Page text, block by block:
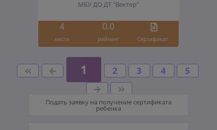
МБУ ДО ДТ "Вектор"
4 0.0
места рейтинг Cертификат
1 2 3 4 5
Подать заявку на получение сертификата
ребенка